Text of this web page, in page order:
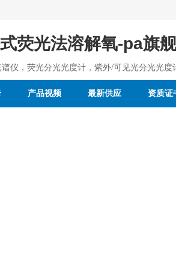
荧光法溶解氧-pa旗
仪，荧光分光光度计，紫外/可见光分光光
产品视频 最新供应 资质证